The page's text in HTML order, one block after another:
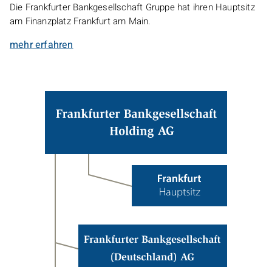
Die Frankfurter Bankgesellschaft Gruppe hat ihren Hauptsitz
am Finanzplatz Frankfurt am Main.
mehr erfahren
HoldingAktiengesellschaft